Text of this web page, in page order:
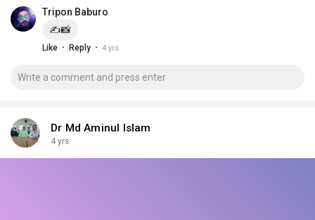
Tripon Baburo
✍️📸
Like · Reply · 4 yrs
Dr Md Aminul Islam
4 yrs